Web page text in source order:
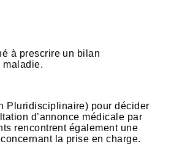
à prescrire un bilan
maladie.
Pluridisciplinaire) pour décider
d’annonce médicale par
rencontrent également une
la prise en charge.